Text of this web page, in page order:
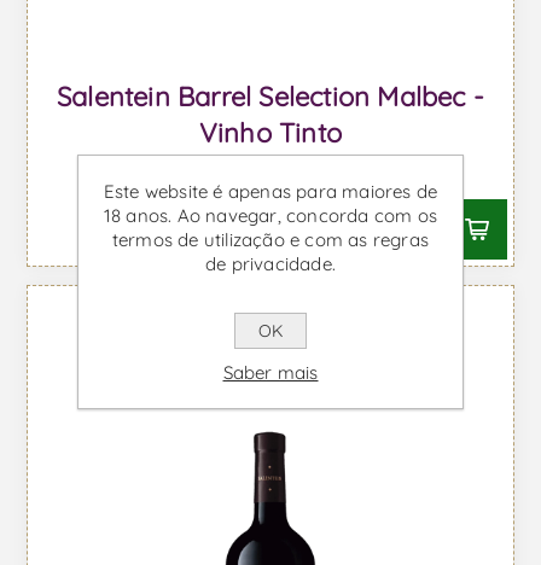
Salentein Barrel Selection Malbec -
Vinho Tinto
Este website é apenas para maiores de
18 anos. Ao navegar, concorda com os
termos de utilização e com as regras
de privacidade.
OK
Saber mais